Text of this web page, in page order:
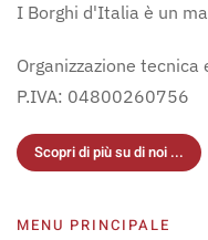
I Borghi d'Italia è un
Organizzazione tecnica
P.IVA: 04800260756
Scopri di più su di noi ...
MENU PRINCIPALE